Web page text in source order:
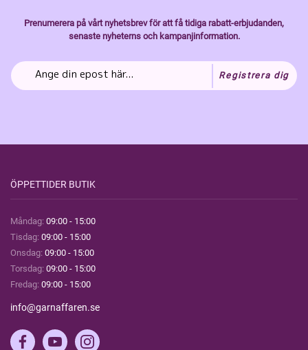
Prenumerera på vårt nyhetsbrev för att få tidiga rabatt-erbjudanden,
senaste nyheterns och kampanjinformation.
Registrera dig
ÖPPETTIDER BUTIK
Måndag: 09:00 - 15:00
Tisdag: 09:00 - 15:00
Onsdag: 09:00 - 15:00
Torsdag: 09:00 - 15:00
Fredag: 09:00 - 15:00
info@garnaffaren.se